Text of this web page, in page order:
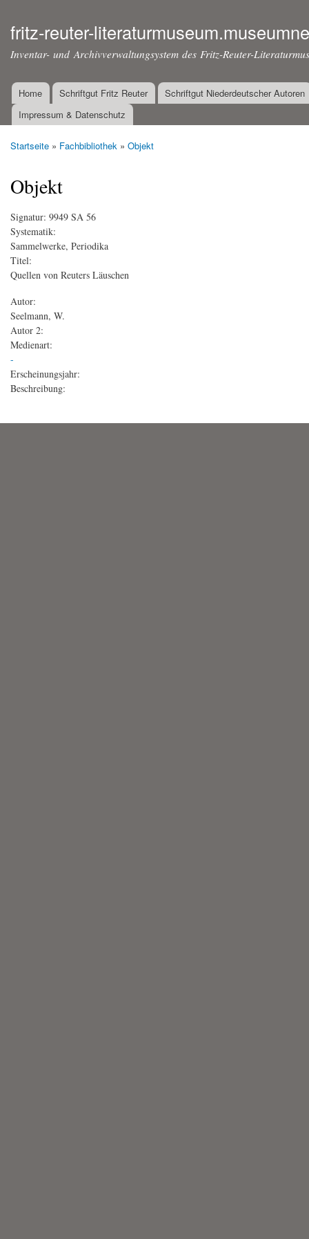
fritz-reuter-
Inventar- und Archivverwaltungsystem des Fritz-Reuter-
Hauptmenü
Home Schriftgut Fritz Reuter
Schriftgut Niederdeutscher Autoren
Impressum & Datenschutz
Startseite » Fachbibliothek » Objekt
Objekt
Signatur: 9949 SA 56
Systematik:
Sammelwerke, Periodika
Titel:
Quellen von Reuters Läuschen
Autor:
Seelmann, W.
Autor 2:
Medienart:
-
Erscheinungsjahr:
Beschreibung: